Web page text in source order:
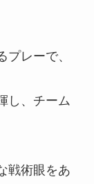
レーで、
し、チーム
戦術眼をあ